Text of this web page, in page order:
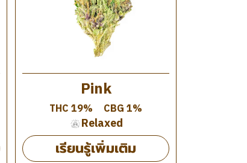
Pink
THC 19% CBG 1%
Relaxed
เรียนรู้เพิ่มเติม